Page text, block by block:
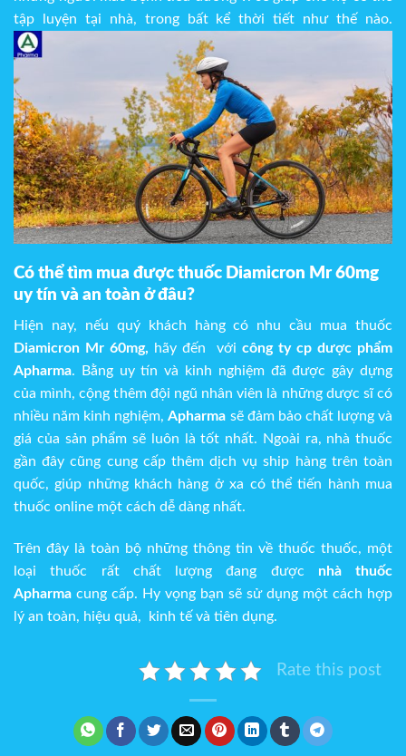
tập luyện tại nhà, trong bất kể thời tiết như thế nào.
Có thể tìm mua được thuốc Diamicron Mr 60mg
uy tín và an toàn ở đâu?
Hiện nay, nếu quý khách hàng có nhu cầu mua thuốc
Diamicron Mr 60mg, hãy đến với công ty cp dược phẩm
Apharma. Bằng uy tín và kinh nghiệm đã được gây dựng
của mình, cộng thêm đội ngũ nhân viên là những dược sĩ có
nhiều năm kinh nghiệm,Apharma sẽ đảm bảo chất lượng và
giá của sản phẩm sẽ luôn là tốt nhất. Ngoài ra, nhà thuốc
gần đây cũng cung cấp thêm dịch vụ ship hàng trên toàn
quốc, giúp những khách hàng ở xa có thể tiến hành mua
thuốc online một cách dễ dàng nhất.
Trên đây là toàn bộ những thông tin về thuốc thuốc, một
loại thuốc rất chất lượng đang được nhà thuốc
Apharma cung cấp. Hy vọng bạn sẽ sử dụng một cách hợp
lý an toàn, hiệu quả, kinh tế và tiên dụng.
Rate this post